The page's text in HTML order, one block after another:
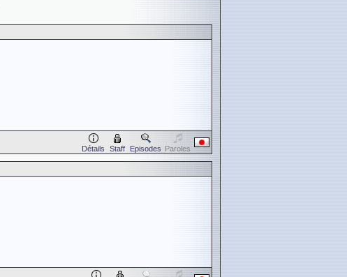
Détails Staff Episodes Paroles